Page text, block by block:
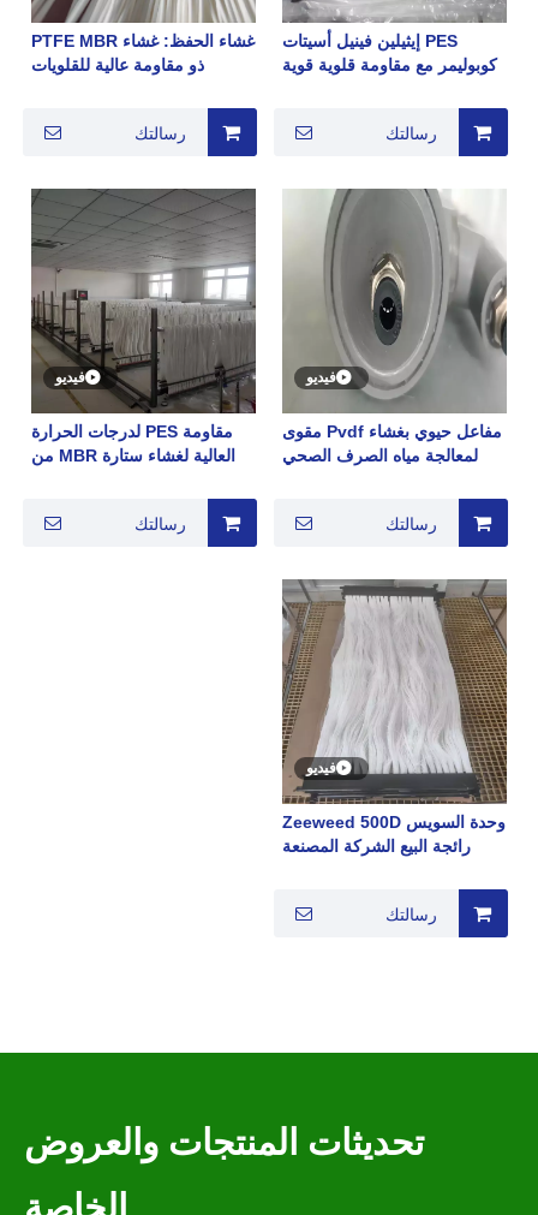
PES إيثيلين فينيل أسيتات
كوبوليمر مع مقاومة قلوية قوية
ستارة غشاء درجة حرارة عالية
رسالتك
غشاء الحفظ: غشاء PTFE MBR
ذو مقاومة عالية للقلويات
رسالتك
فيديو
مفاعل حيوي بغشاء Pvdf مقوى
لمعالجة مياه الصرف الصحي
رسالتك
فيديو
مقاومة PES لدرجات الحرارة
العالية لغشاء ستارة MBR من
رسالتك
فيديو
وحدة السويس Zeeweed 500D
رائجة البيع الشركة المصنعة
رسالتك
تحديثات المنتجات والعروض
الخاصة